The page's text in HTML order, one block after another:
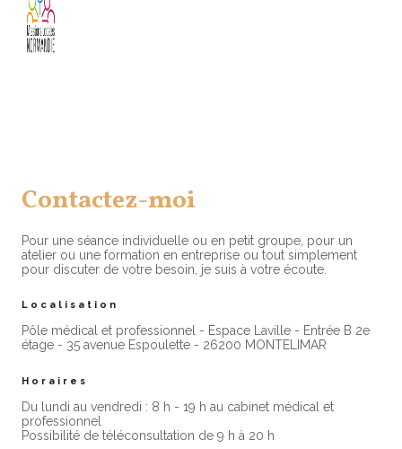
Contactez-moi
Pour une séance individuelle ou en petit groupe, pour un
atelier ou une formation en entreprise ou tout simplement
pour discuter de votre besoin, je suis à votre écoute.
Localisation
Pôle médical et professionnel - Espace Laville - Entrée B 2e
étage - 35 avenue Espoulette - 26200 MONTELIMAR
Horaires
Du lundi au vendredi : 8 h - 19 h au cabinet médical et
professionne​l
Possibilité de téléconsultation de 9 h à 20 h